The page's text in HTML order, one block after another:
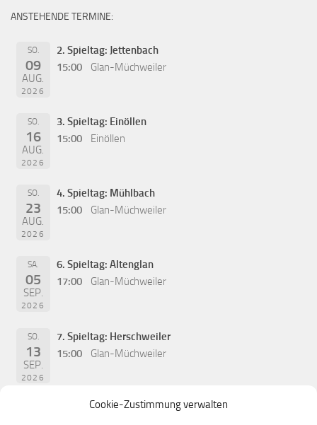
Cookie-Zustimmung verwalten
ANSTEHENDE TERMINE:
SO.
09
AUG.
2026
2. Spieltag: Jettenbach
15:00
Glan-Müchweiler
SO.
16
AUG.
2026
3. Spieltag: Einöllen
15:00
Einöllen
SO.
23
AUG.
2026
4. Spieltag: Mühlbach
15:00
Glan-Müchweiler
SA.
05
SEP.
2026
6. Spieltag: Altenglan
17:00
Glan-Müchweiler
SO.
13
SEP.
2026
7. Spieltag: Herschweiler
15:00
Glan-Müchweiler